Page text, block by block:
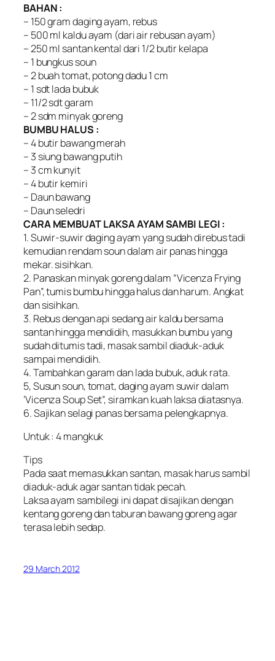
BAHAN :
– 150 gram daging ayam, rebus
– 500 ml kaldu ayam (dari air rebusan ayam)
– 250 ml santan kental dari 1/2 butir kelapa
– 1 bungkus soun
– 2 buah tomat, potong dadu 1 cm
– 1 sdt lada bubuk
– 11/2 sdt garam
– 2 sdm minyak goreng
BUMBU HALUS :
– 4 butir bawang merah
– 3 siung bawang putih
– 3 cm kunyit
– 4 butir kemiri
– Daun bawang
– Daun seledri
CARA MEMBUAT LAKSA AYAM SAMBI LEGI :
1. Suwir-suwir daging ayam yang sudah direbus tadi
kemudian rendam soun dalam air panas hingga
mekar. sisihkan.
2. Panaskan minyak goreng dalam “Vicenza Frying
Pan”, tumis bumbu hingga halus dan harum. Angkat
dan sisihkan.
3. Rebus dengan api sedang air kaldu bersama
santan hingga mendidih, masukkan bumbu yang
sudah ditumis tadi, masak sambil diaduk-aduk
sampai mendidih.
4. Tambahkan garam dan lada bubuk, aduk rata.
5, Susun soun, tomat, daging ayam suwir dalam
‘Vicenza Soup Set”, siramkan kuah laksa diatasnya.
6. Sajikan selagi panas bersama pelengkapnya.
Untuk : 4 mangkuk
Tips
Pada saat memasukkan santan, masak harus sambil
diaduk-aduk agar santan tidak pecah.
Laksa ayam sambilegi ini dapat disajikan dengan
kentang goreng dan taburan bawang goreng agar
terasa lebih sedap.
29 March 2012